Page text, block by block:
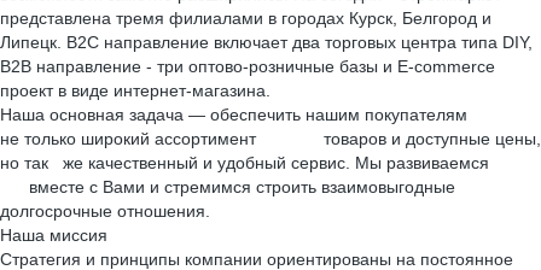
представлена тремя филиалами в городах Курск, Белгород и
Липецк. B2C направление включает два торговых центра типа DIY,
B2B направление - три оптово-розничные базы и E-commerce
проект в виде интернет-магазина.
Наша основная задача — обеспечить нашим покупателям
не только широкий ассортимент товаров и доступные цены,
но так же качественный и удобный сервис. Мы развиваемся
вместе с Вами и стремимся строить взаимовыгодные
долгосрочные отношения.
Наша миссия
Стратегия и принципы компании ориентированы на постоянное